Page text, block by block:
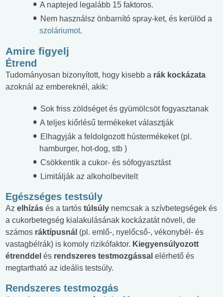
A naptejed legalább 15 faktoros.
Nem használsz önbarnító spray-ket, és kerülöd a
szoláriumot.
Amire figyelj
Étrend
Tudományosan bizonyított, hogy kisebb a rák kockázata
azoknál az embereknél, akik:
Sok friss zöldséget és gyümölcsöt fogyasztanak
A teljes kiőrlésű termékeket választják
Elhagyják a feldolgozott hústermékeket (pl.
hamburger, hot-dog, stb )
Csökkentik a cukor- és sófogyasztást
Limitálják az alkoholbevitelt
Egészséges testsúly
Az elhízás és a tartós túlsúly nemcsak a szívbetegségek és
a cukorbetegség kialakulásának kockázatát növeli, de
számos ráktípusnál (pl. emlő-, nyelőcső-, vékonybél- és
vastagbélrák) is komoly rizikófaktor. Kiegyensúlyozott
étrenddel és rendszeres testmozgással elérhető és
megtartható az ideális testsúly.
Rendszeres testmozgás